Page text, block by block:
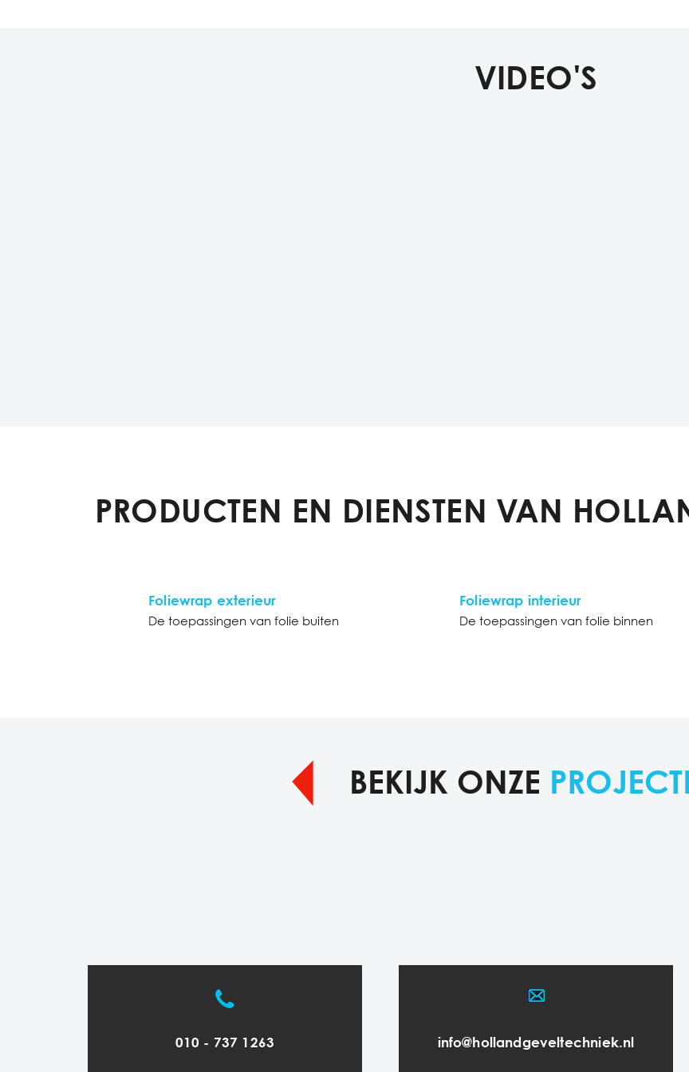
VIDEO'S
PRODUCTEN EN DIENSTEN VAN
Foliewrap exterieur
De toepassingen van folie buiten
Foliewrap interieur
De toepassingen van folie binnen
BEKIJK ONZE
010 - 737 1263 info@hollandgeveltechniek.nl